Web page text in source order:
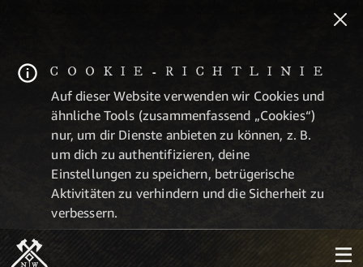
COOKIE-RICHTLINIE
Auf dieser Website verwenden wir Cookies und
ähnliche Tools (zusammenfassend „Cookies“)
nur, um dir Dienste anbieten zu können, z. B.
um dich zu authentifizieren, deine
Einstellungen zu speichern, betrügerische
Aktivitäten zu verhindern und die Sicherheit zu
verbessern.